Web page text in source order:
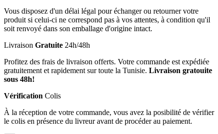
Vous disposez d'un délai légal pour échanger ou retourner votre
produit si celui-ci ne correspond pas à vos attentes, à condition qu'il
soit renvoyé dans son emballage d'origine intact.
Livraison Gratuite 24h/48h
Profitez des frais de livraison offerts. Votre commande est expédiée
gratuitement et rapidement sur toute la Tunisie. Livraison gratouite
sous 48h!
Vérification Colis
À la réception de votre commande, vous avez la posibilité de vérifier
le colis en présence du livreur avant de procéder au paiement.